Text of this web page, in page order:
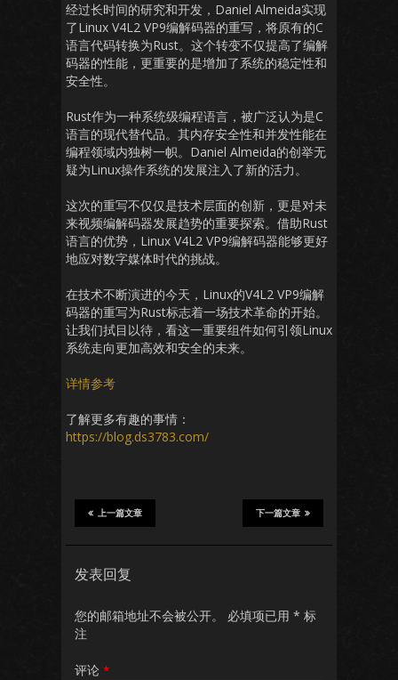
经过长时间的研究和开发，Daniel Almeida实现
了Linux V4L2 VP9编解码器的重写，将原有的C
语言代码转换为Rust。这个转变不仅提高了编解
码器的性能，更重要的是增加了系统的稳定性和
安全性。
Rust作为一种系统级编程语言，被广泛认为是C
语言的现代替代品。其内存安全性和并发性能在
编程领域内独树一帜。Daniel Almeida的创举无
疑为Linux操作系统的发展注入了新的活力。
这次的重写不仅仅是技术层面的创新，更是对未
来视频编解码器发展趋势的重要探索。借助Rust
语言的优势，Linux V4L2 VP9编解码器能够更好
地应对数字媒体时代的挑战。
在技术不断演进的今天，Linux的V4L2 VP9编解
码器的重写为Rust标志着一场技术革命的开始。
让我们拭目以待，看这一重要组件如何引领Linux
系统走向更加高效和安全的未来。
详情参考
了解更多有趣的事情：
https://blog.ds3783.com/
下一篇文章
上一篇文章
发表回复
您的邮箱地址不会被公开。 必填项已用 * 标
注
评论 *